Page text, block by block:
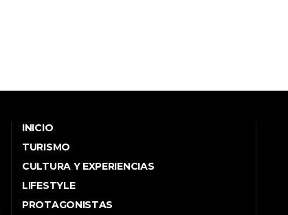
INICIO
TURISMO
CULTURA Y EXPERIENCIAS
LIFESTYLE
PROTAGONISTAS